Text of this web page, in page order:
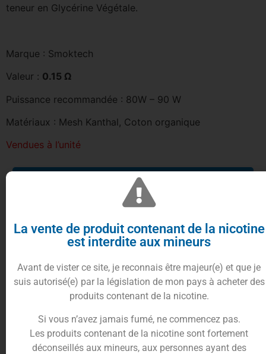
teneur en Glycérine Végétale.
Marque : Smoktech
Valeur : 0.15 Ω
Puissance recommandée : 80W – 90 W
Matériaux : Mesh Kanthal, Coton organique
Vendues à l’unité
3.50€
En cours de réapprovisionnement,
sera en stock
Être alerté
La vente de produit contenant de la nicotine
est interdite aux mineurs
Avant de vister ce site, je reconnais être majeur(e) et que je
suis autorisé(e) par la législation de mon pays à acheter des
produits contenant de la nicotine.
Si vous n’avez jamais fumé, ne commencez pas.
Les produits contenant de la nicotine sont fortement
déconseillés aux mineurs, aux personnes ayant des